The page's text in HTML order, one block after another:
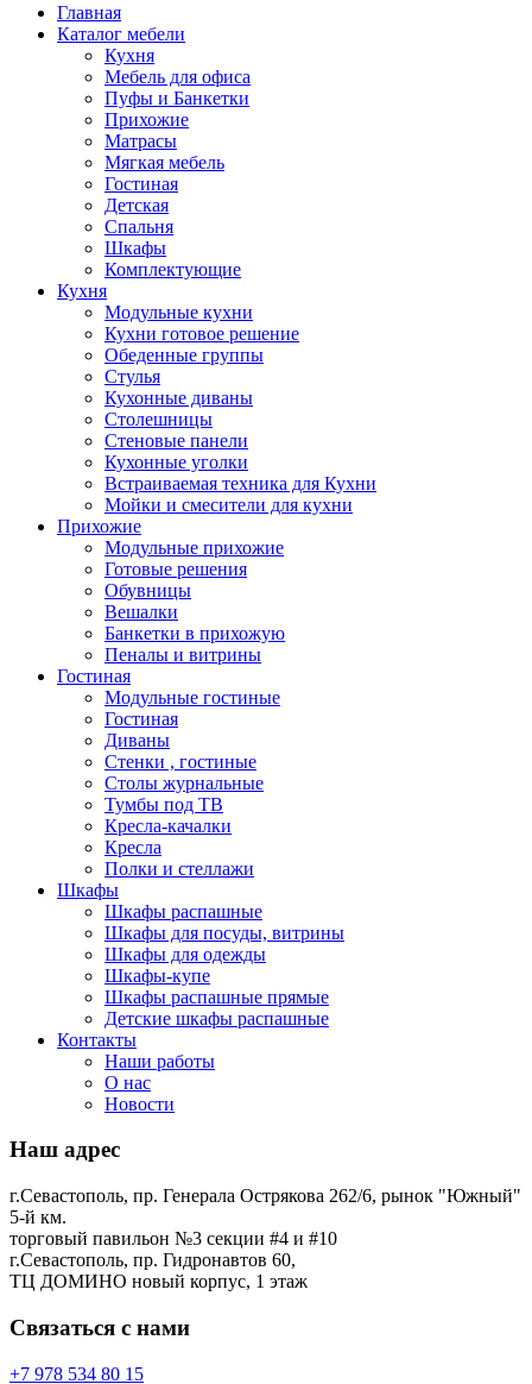
Главная
Каталог мебели
Кухня
Мебель для офиса
Пуфы и Банкетки
Прихожие
Матрасы
Мягкая мебель
Гостиная
Детская
Спальня
Шкафы
Комплектующие
Кухня
Модульные кухни
Кухни готовое решение
Обеденные группы
Стулья
Кухонные диваны
Столешницы
Стеновые панели
Кухонные уголки
Встраиваемая техника для Кухни
Мойки и смесители для кухни
Прихожие
Модульные прихожие
Готовые решения
Обувницы
Вешалки
Банкетки в прихожую
Пеналы и витрины
Гостиная
Модульные гостиные
Гостиная
Диваны
Стенки , гостиные
Столы журнальные
Тумбы под ТВ
Кресла-качалки
Кресла
Полки и стеллажи
Шкафы
Шкафы распашные
Шкафы для посуды, витрины
Шкафы для одежды
Шкафы-купе
Шкафы распашные прямые
Детские шкафы распашные
Контакты
Наши работы
О нас
Новости
Наш адрес
г.Севастополь, пр. Генерала Острякова 262/6, рынок "Южный"
5-й км.
торговый павильон №3 секции #4 и #10
г.Севастополь, пр. Гидронавтов 60,
ТЦ ДОМИНО новый корпус, 1 этаж
Связаться с нами
+7 978 534 80 15